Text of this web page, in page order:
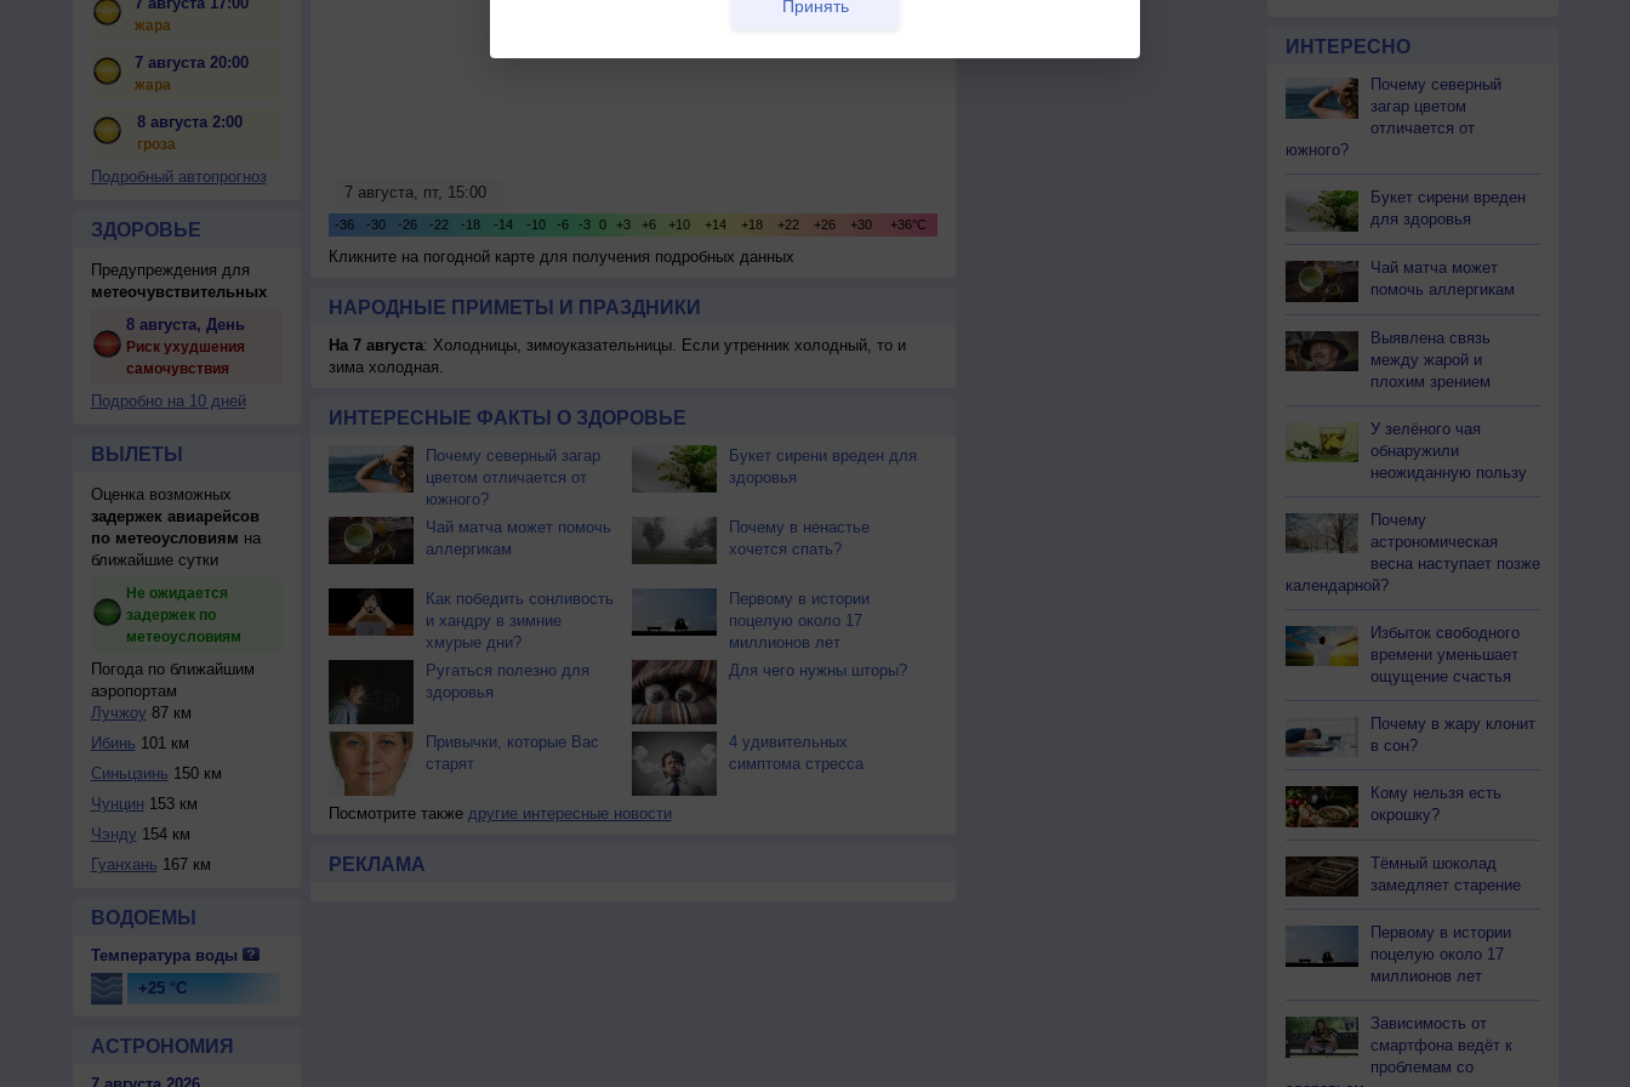
жара
7 августа 20:00
жара
8 августа 2:00
гроза
Подробный автопрогноз
ЗДОРОВЬЕ
Предупреждения для
метеочувствительных
8 августа, День
Риск ухудшения
самочувствия
Подробно на 10 дней
ВЫЛЕТЫ
Оценка возможных
задержек авиарейсов
по метеоусловиям на
ближайшие сутки
Не ожидается
задержек по
метеоусловиям
Погода по ближайшим
аэропортам
Лучжоу 87 км
Ибинь 101 км
Синьцзинь 150 км
Чунцин 153 км
Чэнду 154 км
Гуанхань 167 км
ВОДОЕМЫ
Температура воды
+25 °C
АСТРОНОМИЯ
Кликните на погодной карте для получения подробных данных
НАРОДНЫЕ ПРИМЕТЫ И ПРАЗДНИКИ
На 7 августа: Холодницы, зимоуказательницы. Если утренник холодный, то и
зима холодная.
ИНТЕРЕСНЫЕ ФАКТЫ О ЗДОРОВЬЕ
Почему северный загар
цветом отличается от
южного?
Букет сирени вреден для
здоровья
Чай матча может помочь
аллергикам
Почему в ненастье
хочется спать?
Как победить сонливость
и хандру в зимние
хмурые дни?
Первому в истории
поцелую около 17
миллионов лет
Ругаться полезно для
здоровья
Для чего нужны шторы?
Привычки, которые Вас
старят
4 удивительных
симптома стресса
Посмотрите также другие интересные новости
РЕКЛАМА
ИНТЕРЕСНО
Почему северный
загар цветом
отличается от
южного?
Букет сирени вреден
для здоровья
Чай матча может
помочь аллергикам
Выявлена связь
между жарой и
плохим зрением
У зелёного чая
обнаружили
неожиданную пользу
Почему
астрономическая
весна наступает позже
календарной?
Избыток свободного
времени уменьшает
ощущение счастья
Почему в жару клонит
в сон?
Кому нельзя есть
окрошку?
Тёмный шоколад
замедляет старение
Первому в истории
поцелую около 17
миллионов лет
Зависимость от
смартфона ведёт к
проблемам со
Принять